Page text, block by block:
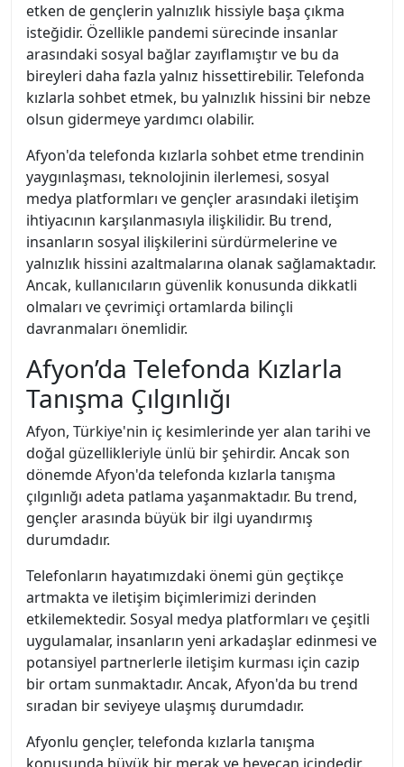
etken de gençlerin yalnızlık hissiyle başa çıkma
isteğidir. Özellikle pandemi sürecinde insanlar
arasındaki sosyal bağlar zayıflamıştır ve bu da
bireyleri daha fazla yalnız hissettirebilir. Telefonda
kızlarla sohbet etmek, bu yalnızlık hissini bir nebze
olsun gidermeye yardımcı olabilir.
Afyon'da telefonda kızlarla sohbet etme trendinin
yaygınlaşması, teknolojinin ilerlemesi, sosyal
medya platformları ve gençler arasındaki iletişim
ihtiyacının karşılanmasıyla ilişkilidir. Bu trend,
insanların sosyal ilişkilerini sürdürmelerine ve
yalnızlık hissini azaltmalarına olanak sağlamaktadır.
Ancak, kullanıcıların güvenlik konusunda dikkatli
olmaları ve çevrimiçi ortamlarda bilinçli
davranmaları önemlidir.
Afyon’da Telefonda Kızlarla
Tanışma Çılgınlığı
Afyon, Türkiye'nin iç kesimlerinde yer alan tarihi ve
doğal güzellikleriyle ünlü bir şehirdir. Ancak son
dönemde Afyon'da telefonda kızlarla tanışma
çılgınlığı adeta patlama yaşanmaktadır. Bu trend,
gençler arasında büyük bir ilgi uyandırmış
durumdadır.
Telefonların hayatımızdaki önemi gün geçtikçe
artmakta ve iletişim biçimlerimizi derinden
etkilemektedir. Sosyal medya platformları ve çeşitli
uygulamalar, insanların yeni arkadaşlar edinmesi ve
potansiyel partnerlerle iletişim kurması için cazip
bir ortam sunmaktadır. Ancak, Afyon'da bu trend
sıradan bir seviyeye ulaşmış durumdadır.
Afyonlu gençler, telefonda kızlarla tanışma